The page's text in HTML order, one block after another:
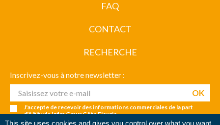
FAQ
CONTACT
RECHERCHE
Inscrivez-vous à notre newsletter :
J'accepte de recevoir des informations commerciales de la part
d'Altitude Infra Cœur Côte Fleurie
This site uses cookies and gives you control over what you want